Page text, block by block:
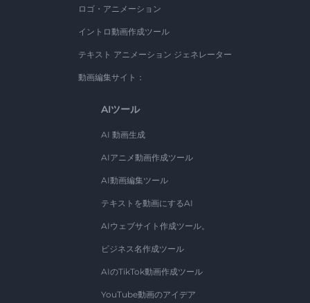
ロゴ・アニメーション
イントロ動画作成ツール
テキスト アニメーション ジェネレーター
動画編集サイト：
AIツール
AI 動画生成
AIアニメ動画作成ツール
AI動画編集ツール
テキストを動画にするAI
AIウェブサイト作成ツール。
ビジネス名作成ツール
AIのTikTok動画作成ツール
YouTube動画のアイデア